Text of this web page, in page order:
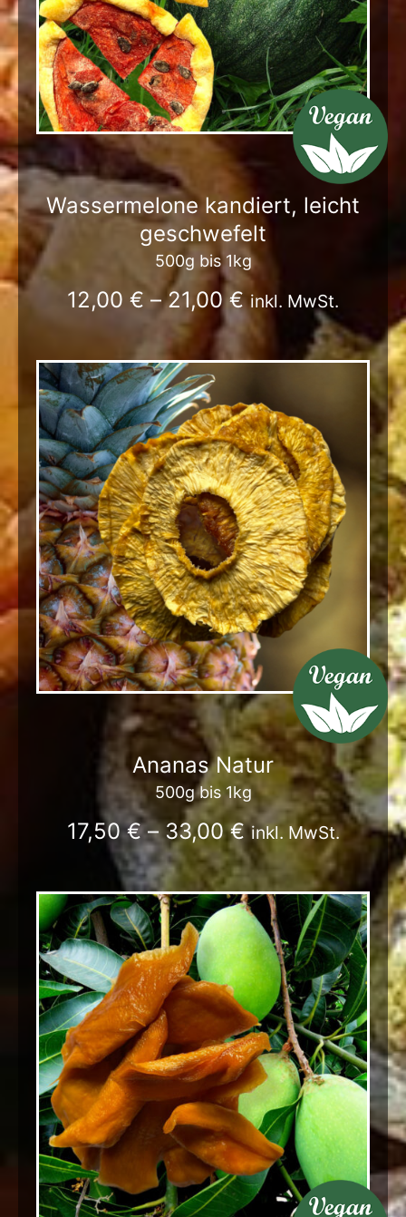
Wassermelone kandiert, leicht
geschwefelt
500g bis 1kg
12,00 €–21,00 € inkl. MwSt.
Ananas Natur
500g bis 1kg
17,50€–33,00€ inkl. MwSt.